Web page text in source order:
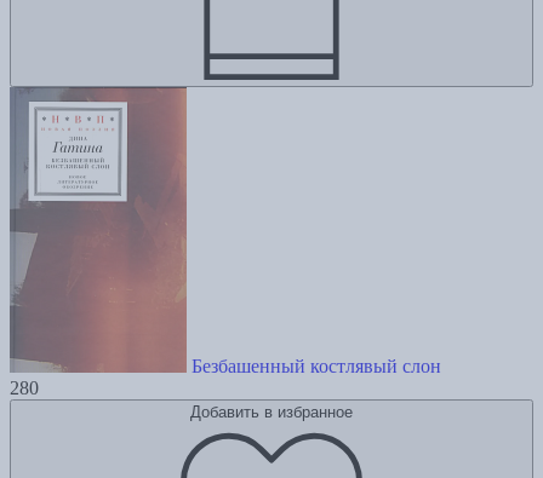
Безбашенный костлявый слон
280
Добавить в избранное